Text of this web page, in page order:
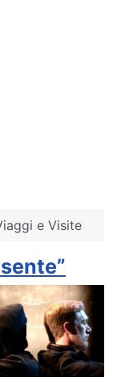
e Visite